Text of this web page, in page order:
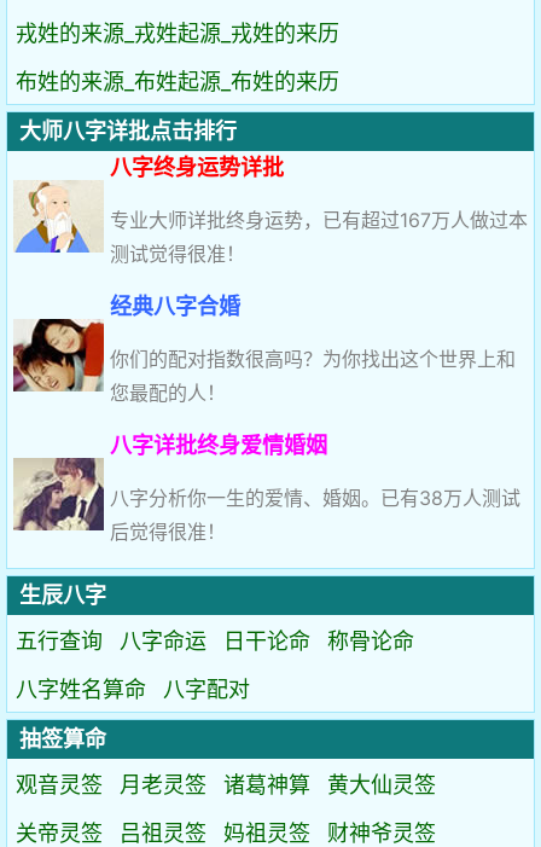
戎姓的来源_戎姓起源_戎姓的来历
布姓的来源_布姓起源_布姓的来历
大师八字详批点击排行
八字终身运势详批
专业大师详批终身运势，已有超过167万人做过本
测试觉得很准！
经典八字合婚
你们的配对指数很高吗？为你找出这个世界上和
您最配的人！
八字详批终身爱情婚姻
八字分析你一生的爱情、婚姻。已有38万人测试
后觉得很准！
生辰八字
五行查询
八字命运 日干论命
称骨论命
八字姓名算命
八字配对
抽签算命
观音灵签
月老灵签 诸葛神算
黄大仙灵签
关帝灵签
吕祖灵签 妈祖灵签 财神爷灵签